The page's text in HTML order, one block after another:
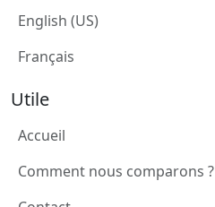
English (US)
Français
Utile
Accueil
Comment nous comparons ?